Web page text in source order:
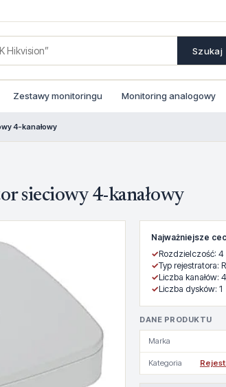
Szukaj
Zestawy monitoringu Monitoring analogowy
4-kanałowy
sieciowy 4-kanałowy
Najważniejsze
✓Rozdzielczość: 4
✓Typ rejestratora:
✓Liczba kanałów: 4
✓Liczba dysków: 1
DANE PRODUKTU
Marka
Kategoria